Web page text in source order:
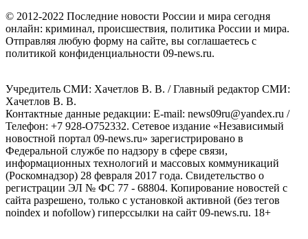
© 2012-2022 Последние новости России и мира сегодня
онлайн: криминал, происшествия, политика России и мира.
Отправляя любую форму на сайте, вы соглашаетесь с
политикой конфиденциальности 09-news.ru.
Учредитель СМИ: Хaчeтлoв B. B. / Главный редактор СМИ:
Хaчeтлoв B. B.
Контактные данные редакции: E-mail: news09ru@yandex.ru /
Телефон: +7 928-O752332. Сетевое издание «Независимый
новостной портал 09-news.ru» зарегистрировано в
Федеральной службе по надзору в сфере связи,
информационных технологий и массовых коммуникаций
(Роскомнадзор) 28 февраля 2017 года. Свидетельство о
регистрации ЭЛ № ФС 77 - 68804. Копирование новостей с
сайта разрешено, только с установкой активной (без тегов
noindex и nofollow) гиперссылки на сайт 09-news.ru. 18+